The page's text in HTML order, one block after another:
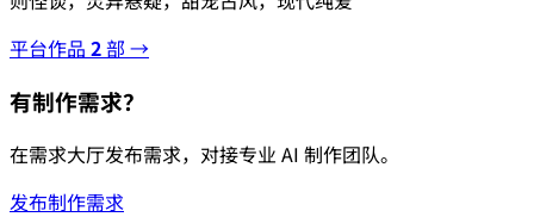
平台作品 2部 →
有制作需求？
在需求大厅发布需求，对接专业 AI 制作团队。
发布制作需求